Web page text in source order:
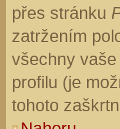
přes stránku
zatržením
všechny
profilu (je
tohoto